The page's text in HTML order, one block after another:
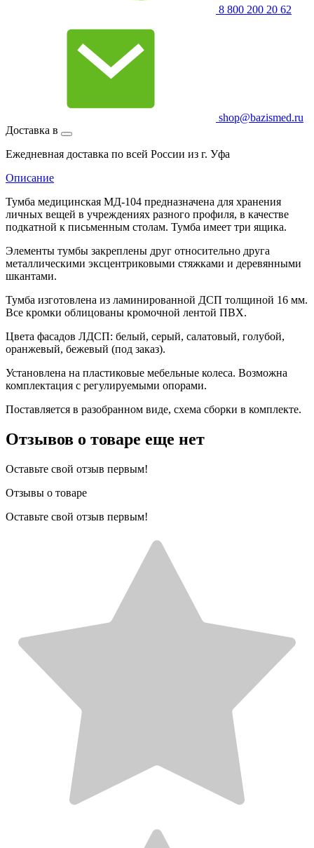
8 800 200 20 62
shop@bazismed.ru
Доставка в
Ежедневная доставка по всей России из г. Уфа
Описание
Тумба медицинская МД-104 предназначена для хранения
личных вещей в учреждениях разного профиля, в качестве
подкатной к письменным столам. Тумба имеет три ящика.
Элементы тумбы закреплены друг относительно друга
металлическими эксцентриковыми стяжками и деревянными
шкантами.
Тумба изготовлена из ламинированной ДСП толщиной 16 мм.
Все кромки облицованы кромочной лентой ПВХ.
Цвета фасадов ЛДСП: белый, серый, салатовый, голубой,
оранжевый, бежевый (под заказ).
Установлена на пластиковые мебельные колеса. Возможна
комплектация с регулируемыми опорами.
Поставляется в разобранном виде, схема сборки в комплекте.
Отзывов о товаре еще нет
Оставьте свой отзыв первым!
Отзывы о товаре
Оставьте свой отзыв первым!